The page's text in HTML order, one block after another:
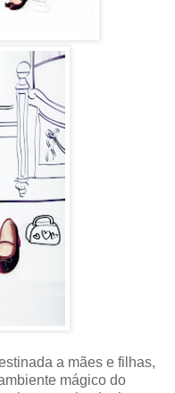
a mães e filhas,
mágico do